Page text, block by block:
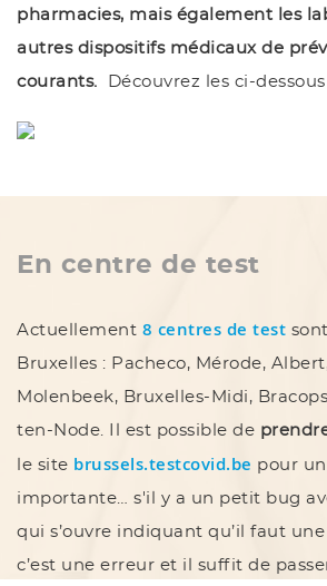
pharmacies, mais également les
autres dispositifs médicaux de
courants.
Découvrez les ci-dessous
En centre de test
Actuellement 8 centres de test
Bruxelles : Pacheco, Mérode,
Molenbeek, Bruxelles-Midi,
ten-Node. Il est possible de
le site brussels.testcovid.be pour un
importante… s'il y a un petit bug
qui s’ouvre indiquant qu’il faut
c’est une erreur et il suffit de